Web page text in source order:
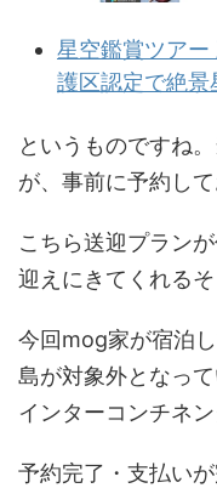
星空鑑賞ツア
護区認定で絶景
というものですね
が、事前に予約し
こちら送迎プラン
迎えにきてくれる
今回mog家が宿泊
島が対象外となっ
インターコンチネ
予約完了・支払い